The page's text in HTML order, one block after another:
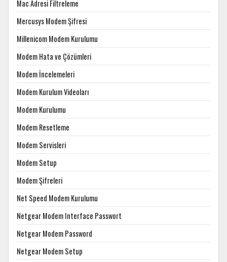
Mac Adresi Filtreleme
Mercusys Modem Şifresi
Millenicom Modem Kurulumu
Modem Hata ve Çözümleri
Modem İncelemeleri
Modem Kurulum Videoları
Modem Kurulumu
Modem Resetleme
Modem Servisleri
Modem Setup
Modem Şifreleri
Net Speed Modem Kurulumu
Netgear Modem Interface Passwort
Netgear Modem Password
Netgear Modem Setup